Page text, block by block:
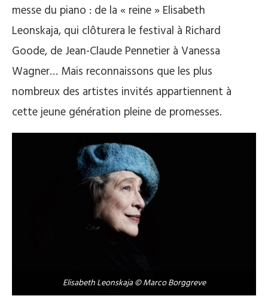
messe du piano : de la « reine » Elisabeth
Leonskaja, qui clôturera le festival à Richard
Goode, de Jean-Claude Pennetier à Vanessa
Wagner… Mais reconnaissons que les plus
nombreux des artistes invités appartiennent à
cette jeune génération pleine de promesses.
Elisabeth Leonskaja © Marco Borggreve